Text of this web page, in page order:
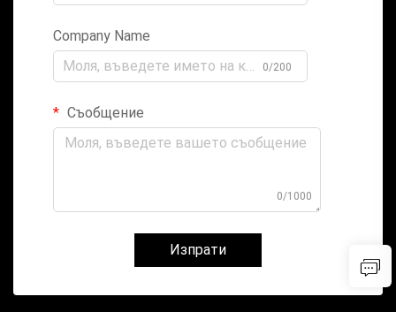
Company Name
0/200
Съобщение
0/1000
Изпрати